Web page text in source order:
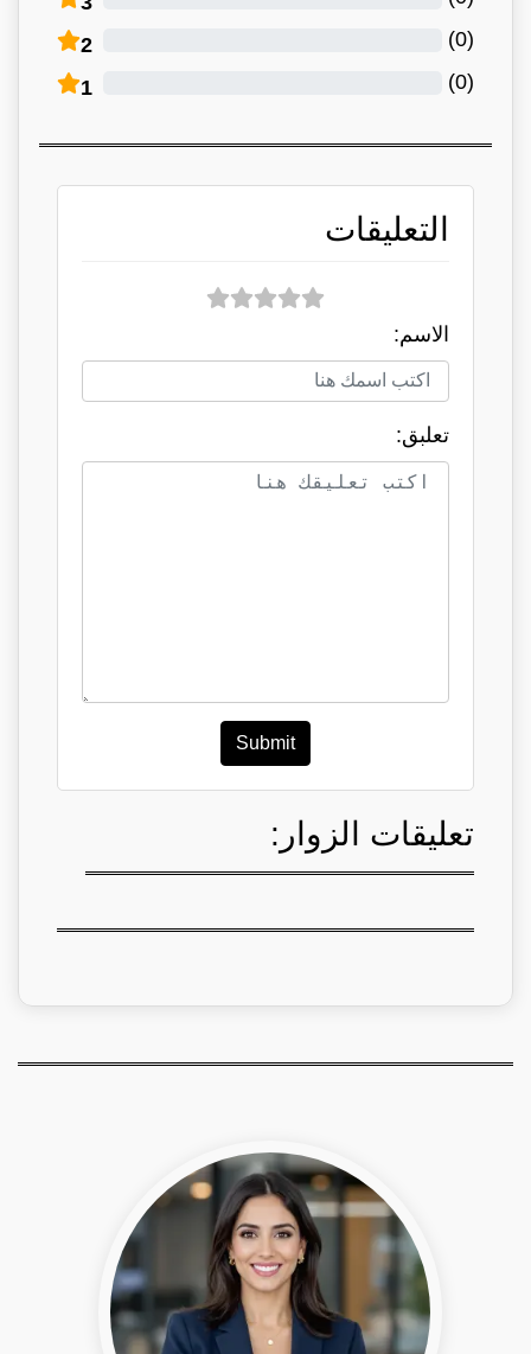
2 (
0
)
1 (
0
)
التعليقات
الاسم:
تعلبق:
Submit
تعليقات الزوار: